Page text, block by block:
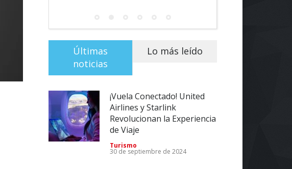
Últimas
noticias
Lo más leído
¡Vuela Conectado! United
Airlines y Starlink
Revolucionan la Experiencia
de Viaje
Turismo
30 de septiembre de 2024